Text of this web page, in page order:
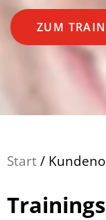
ZUM
Start/